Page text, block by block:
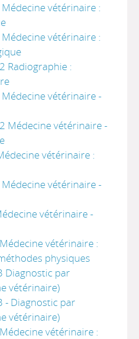
vétérinaire :
vétérinaire :
Radiographie :
vétérinaire -
Médecine vétérinaire -
vétérinaire :
vétérinaire -
vétérinaire -
vétérinaire :
physiques
Diagnostic par
vétérinaire)
- Diagnostic par
vétérinaire)
vétérinaire :